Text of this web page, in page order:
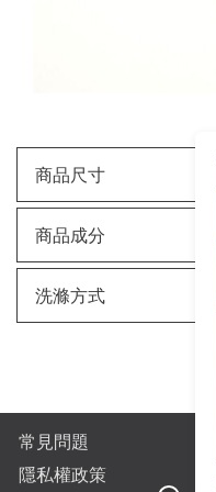
商品尺寸
商品成分
洗滌方式
常見問題
隱私權政策